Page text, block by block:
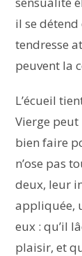
il se
tendresse
peuvent la
L’écueil
Vierge
bien faire
n’ose pas
deux, leur
appliquée,
eux : qu’il
plaisir, et